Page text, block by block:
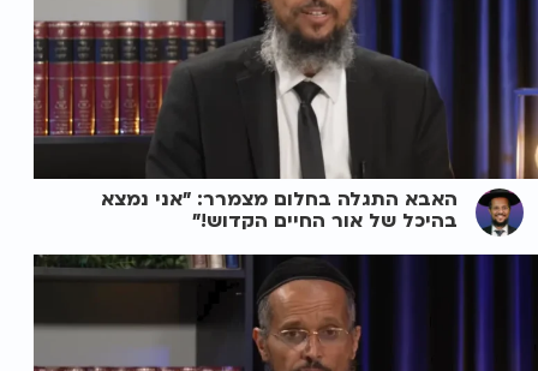
האבא התגלה בחלום מצמרר: "אני נמצא
בהיכל של אור החיים הקדוש!"